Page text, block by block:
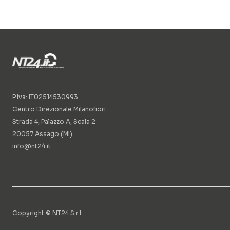
P.Iva: IT02514530993
Centro Direzionale Milanofiori
Strada 4, Palazzo A, Scala 2
20057 Assago (MI)
info@nt24.it
Copyright © NT24 S.r.l.